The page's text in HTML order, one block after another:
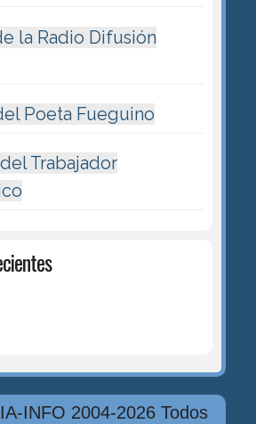
la Radio Difusión
Poeta Fueguino
Trabajador
INFO 2004-2026 Todos